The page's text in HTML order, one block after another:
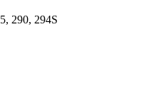
290, 294S